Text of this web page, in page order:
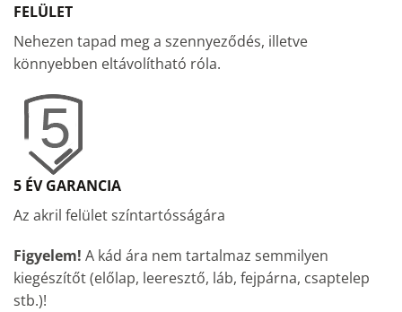
FELÜLET
Nehezen tapad meg a szennyeződés, illetve
könnyebben eltávolítható róla.
5 ÉV GARANCIA
Az akril felület színtartósságára
Figyelem! A kád ára nem tartalmaz semmilyen
kiegészítőt (előlap, leeresztő, láb, fejpárna, csaptelep
stb.)!